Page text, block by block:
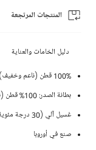
المنتجات المرتجعة
دليل الخامات والعناية
100% قطن (ناعم وخفيف)
بطانة الصدر: 100% قطن (ناعم وخفيف)
غسيل آلي (30 درجة مئوية)
صنع في أوروبا